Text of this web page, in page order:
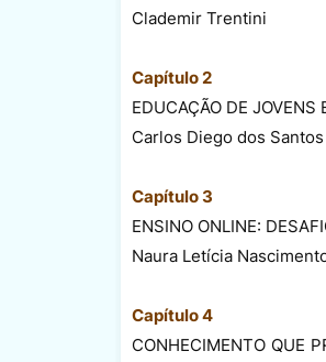
Clademir Trentini
Capítulo 2
EDUCAÇÃO DE JOVENS
Carlos Diego dos
Capítulo 3
ENSINO ONLINE:
Naura Letícia
Capítulo 4
CONHECIMENTO QUE